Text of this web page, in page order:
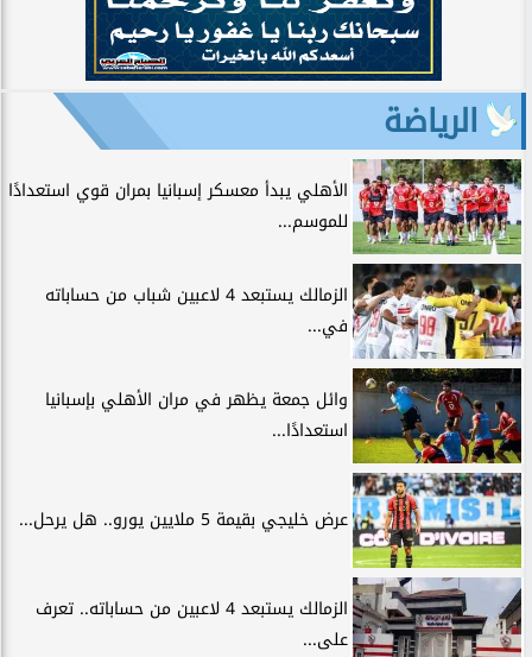
الرياضة
الأهلي يبدأ معسكر إسبانيا بمران قوي استعدادًا
للموسم...
الزمالك يستبعد 4 لاعبين شباب من حساباته
في...
وائل جمعة يظهر في مران الأهلي بإسبانيا
استعدادًا...
عرض خليجي بقيمة 5 ملايين يورو.. هل يرحل...
الزمالك يستبعد 4 لاعبين من حساباته.. تعرف
على...